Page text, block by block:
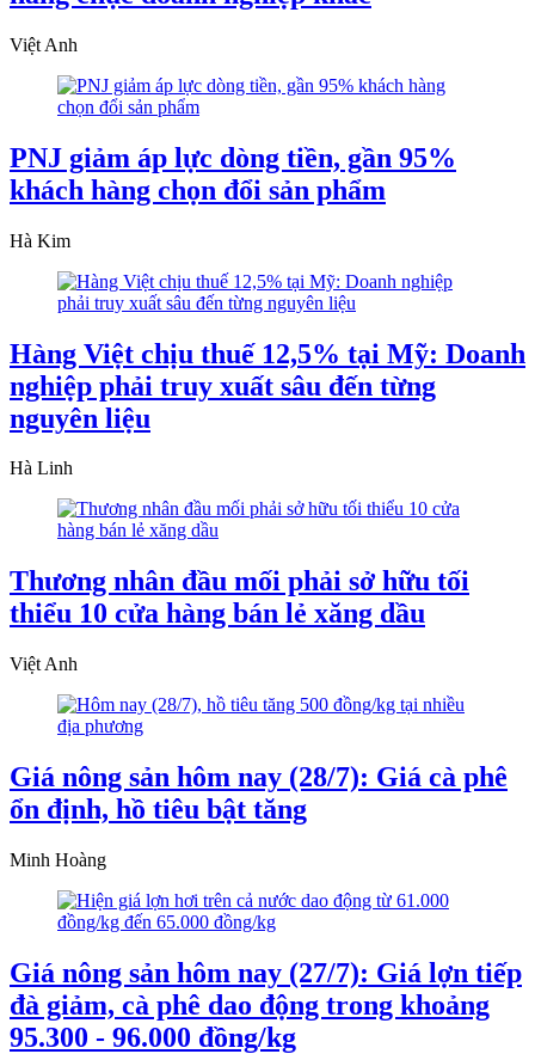
Việt Anh
PNJ giảm áp lực dòng tiền, gần 95%
khách hàng chọn đổi sản phẩm
Hà Kim
Hàng Việt chịu thuế 12,5% tại Mỹ: Doanh
nghiệp phải truy xuất sâu đến từng
nguyên liệu
Hà Linh
Thương nhân đầu mối phải sở hữu tối
thiểu 10 cửa hàng bán lẻ xăng dầu
Việt Anh
Giá nông sản hôm nay (28/7): Giá cà phê
ổn định, hồ tiêu bật tăng
Minh Hoàng
Giá nông sản hôm nay (27/7): Giá lợn tiếp
đà giảm, cà phê dao động trong khoảng
95.300 - 96.000 đồng/kg